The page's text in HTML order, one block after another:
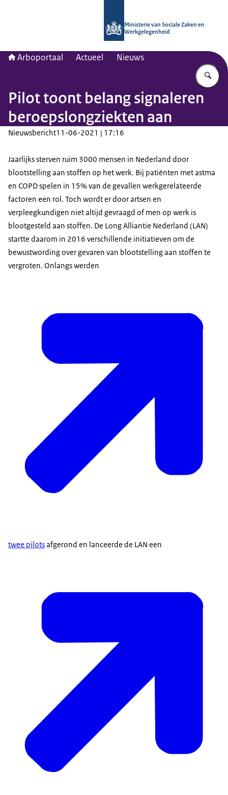
Ministerie van Sociale Zaken en
Werkgelegenheid
Arboportaal Actueel Nieuws
Pilot toont belang signaleren
beroepslongziekten aan
Nieuwsbericht11-06-2021 | 17:16
Jaarlijks sterven ruim 3000 mensen in Nederland door
blootstelling aan stoffen op het werk. Bij patiënten met astma
en COPD spelen in 15% van de gevallen werkgerelateerde
factoren een rol. Toch wordt er door artsen en
verpleegkundigen niet altijd gevraagd of men op werk is
blootgesteld aan stoffen. De Long Alliantie Nederland (LAN)
startte daarom in 2016 verschillende initiatieven om de
bewustwording over gevaren van blootstelling aan stoffen te
vergroten. Onlangs werden
twee pilotsafgerond en lanceerde de LAN een